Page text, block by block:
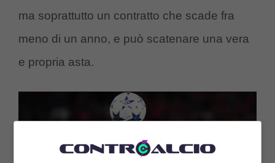
ma soprattutto un contratto che scade fra
meno di un anno, e può scatenare una vera
e propria asta.